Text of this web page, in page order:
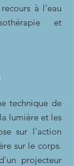
à l'eau
et
technique de
lumière et les
sur l'action
sur le corps.
projecteur